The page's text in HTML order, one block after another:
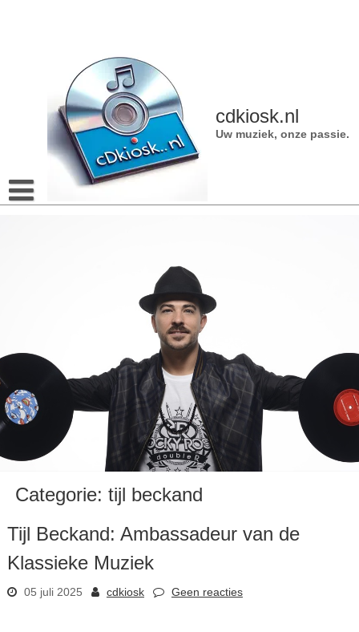
cdkiosk.nl
Uw muziek, onze passie.
Categorie: tijl beckand
Tijl Beckand: Ambassadeur van de
Klassieke Muziek
05 juli 2025 cdkiosk Geen reacties